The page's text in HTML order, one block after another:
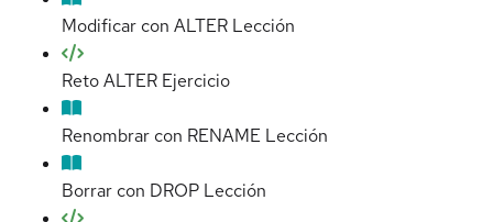
Modificar con ALTER Lección
Reto ALTER Ejercicio
Renombrar con RENAME Lección
Borrar con DROP Lección